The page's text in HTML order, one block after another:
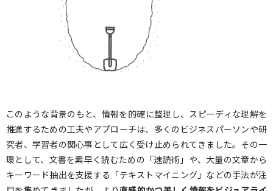
このような背景のもと、情報を的確に整理し、スピーディな理解を
推進するための工夫やアプローチは、多くのビジネスパーソンや研
究者、学習者の関心事として広く受け止められてきました。その一
環として、文書を素早く読むための「速読術」や、大量の文章から
キーワード抽出を支援する「テキストマイニング」などの手法が注